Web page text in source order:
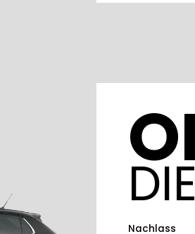
Nachlass